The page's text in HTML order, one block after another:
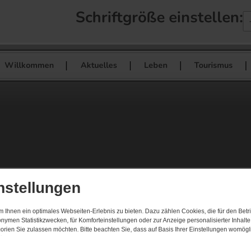
Ihnen ein optimales Webseiten-Erlebnis zu bieten. Dazu zählen Cookies, die für den
Statistikzwecken, für Komforteinstellungen oder zur Anzeige personalisierter
Sie zulassen möchten. Bitte beachten Sie, dass auf Basis Ihrer Einstellungen
Schriftgröße einstellen: -
Willkommen Aktuelles Leben Tourismus